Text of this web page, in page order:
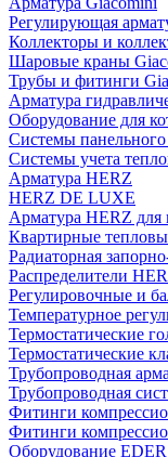
Регулирующая
Коллекторы и
Шаровые краны
Трубы и фитинги
Арматура
Оборудование для
Системы панельного
Системы учета
Арматура HERZ
HERZ DE LUXE
Арматура HERZ для
Квартирные
Радиаторная
Распределители
Регулировочные и
Температурное
Термостатические
Термостатические
Трубопроводная
Трубопроводная
Фитинги
Фитинги
Оборудование